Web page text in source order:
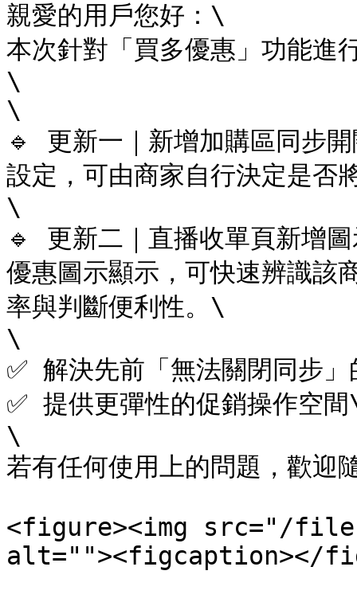
親愛的用戶您好：\
本次針對「買多優惠」功能進
\
\
🔹 更新一｜新增加購區同步
設定，可由商家自行決定是否
\
🔹 更新二｜直播收單頁新增
優惠圖示顯示，可快速辨識該
率與判斷便利性。\
\
✅ 解決先前「無法關閉同步
✅ 提供更彈性的促銷操作空
\
若有任何使用上的問題，歡迎
<figure><img src="/files/
alt=""><figcaption></